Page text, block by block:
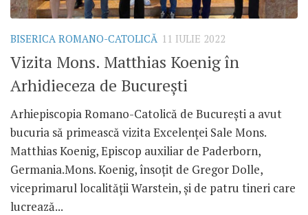
BISERICA ROMANO-CATOLICĂ 11 IULIE 2022
Vizita Mons. Matthias Koenig în
Arhidieceza de București
Arhiepiscopia Romano-Catolică de București a avut
bucuria să primească vizita Excelenței Sale Mons.
Matthias Koenig, Episcop auxiliar de Paderborn,
Germania.Mons. Koenig, însoțit de Gregor Dolle,
viceprimarul localității Warstein, și de patru tineri care
lucrează...